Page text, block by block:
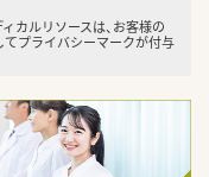
カルリソースは、お客様の
プライバシーマークが付与